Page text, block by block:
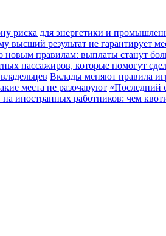
риска для энергетики и
результат не гарантирует
правилам: выплаты станут
пассажиров, которые помогут
Вклады меняют правила
места не разочаруют «Последний
иностранных работников: чем